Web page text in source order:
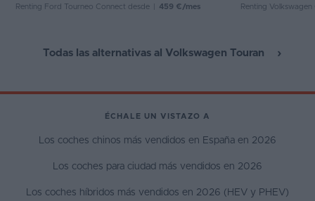
Renting Ford Tourneo Connect desde 459 €/mes Renting Volkswagen
Todas las alternativas al Volkswagen Touran
ÉCHALE UN VISTAZO A
Los coches chinos más vendidos en España en 2026
Los coches para ciudad más vendidos en 2026
Los coches híbridos más vendidos en 2026 (HEV y PHEV)